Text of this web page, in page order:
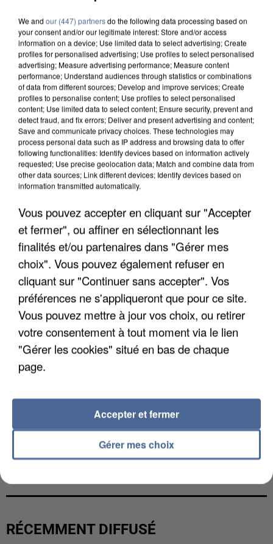
APRÈS TOUTES CES CANICULES, LES REFUGES
DE FAUNE SAUVAGE SONT...
L’UN DES FONDATEURS SUPPOSÉS DE LA DZ
MAFIA INTERPELLÉ EN ALGÉRIE
RÉCEMMENT DIFFUSÉ
We and our (447) partnersdo the following data processing based on
your consent and/or our legitimate interest: Store and/or access
information on a device; Use limited data to select advertising; Create
profiles for personalised advertising; Use profiles to select personalised
advertising; Measure advertising performance; Measure content
performance; Understand audiences through statistics or combinations
of data from different sources; Develop and improve services; Create
profiles to personalise content; Use profiles to select personalised
content; Use limited data to select content; Ensure security, prevent and
detect fraud, and fix errors; Deliver and present advertising and content;
Save and communicate privacy choices. These technologies may
process personal data such as IP address and browsing data to offer
following functionalities: Identify devices based on information actively
requested; Use precise geolocation data; Match and combine data from
other data sources; Link different devices; Identify devices based on
information transmitted automatically.
Vous pouvez accepter en cliquant sur "Accepter
et fermer", ou affiner en sélectionnant les
finalités et/ou partenaires dans "Gérer mes
choix". Vous pouvez également refuser en
cliquant sur "Continuer sans accepter". Vos
préférences ne s'appliqueront que pour ce site.
Vous pouvez mettre à jour vos choix, ou retirer
votre consentement à tout moment via le lien
"Gérer les cookies" situé en bas de chaque
page.
Gérer mes choix
Accepter et fermer